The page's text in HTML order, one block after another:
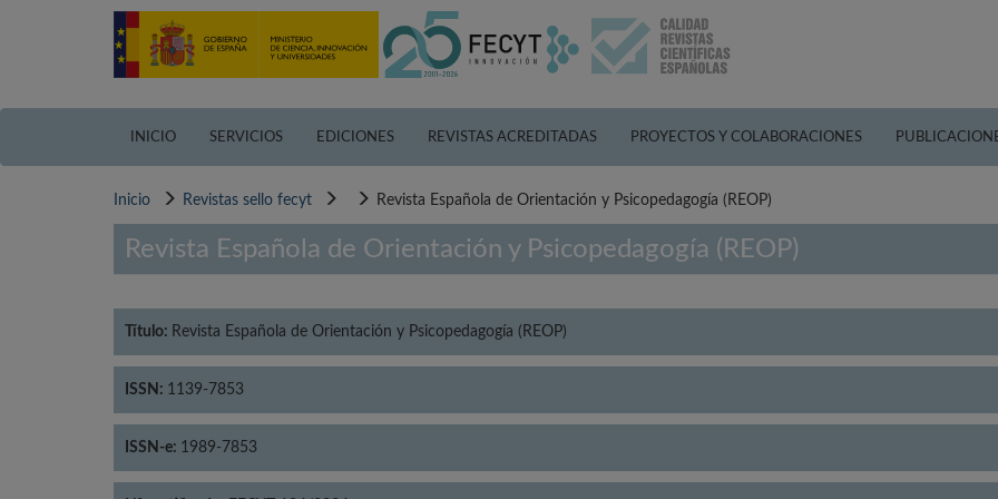
INICIO SERVICIOS EDICIONES REVISTAS ACREDITADAS PROYECTOS Y COLABORACIONES
Inicio Revistas sello fecyt Revista Española de Orientación y Psicopedagogía (REOP)
Revista Española de Orientación y Psicopedagogía (REOP)
Título: Revista Española de Orientación y Psicopedagogía (REOP)
ISSN: 1139-7853
ISSN-e: 1989-7853